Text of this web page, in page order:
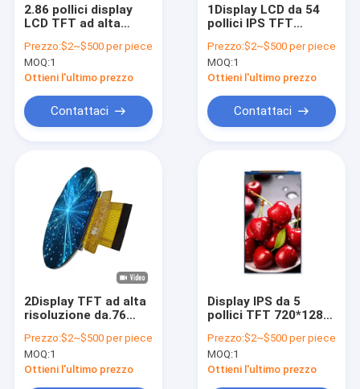
2.86 pollici display
LCD TFT ad alta
376*960 pixel
Prezzo:$2~$500 per piece
MOQ:1
Ottieni l'ultimo prezzo
Contattaci
1Display LCD da 54
pollici IPS TFT
ad alta risoluzione
320*320
Prezzo:$2~$500 per piece
MOQ:1
Ottieni l'ultimo prezzo
Contattaci
2Display TFT ad alta
risoluzione da.76
RGB personalizzato
Prezzo:$2~$500 per piece
MOQ:1
Ottieni l'ultimo prezzo
Display IPS da 5
pollici TFT 720*1280
alta risoluzione
personalizzato
Prezzo:$2~$500 per piece
MOQ:1
Ottieni l'ultimo prezzo